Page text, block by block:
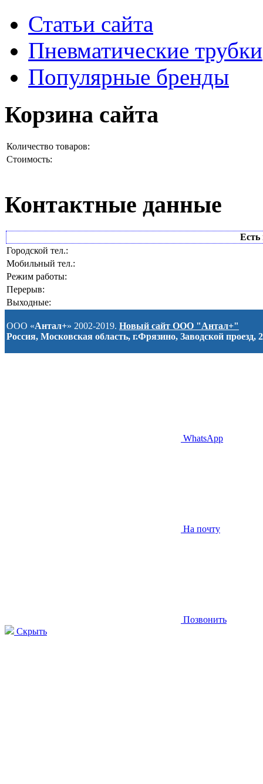
Статьи сайта
Пневматические трубки
Популярные бренды
Корзина сайта
Количество товаров:
Стоимость:
Контактные данные
Есть
Городской тел.:
Мобильный тел.:
Режим работы:
Перерыв:
Выходные:
ООО «Антал+» 2002-2019. Новый сайт ООО "Антал+"
Россия, Московская область, г.Фрязино, Заводской проезд, 2
WhatsApp
На почту
Позвонить
Скрыть